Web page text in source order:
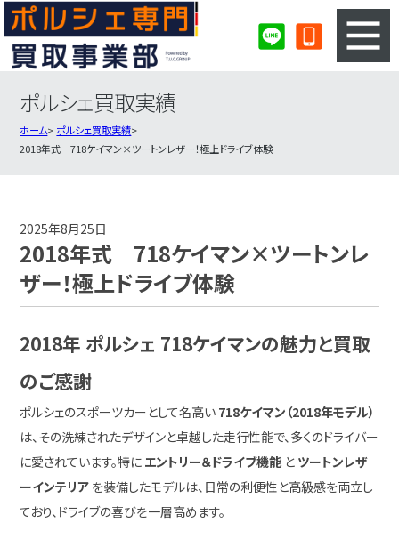
3ステップのカンタン査定
査定の注意事項 ポルシェ査定フォーム
ポルシェ買取実績
ホーム
ポルシェ買取実績
2018年式 718ケイマン×ツートンレザー！極上ドライブ体験
2025年8月25日
2018年式 718ケイマン×ツートンレ
ザー！極上ドライブ体験
2018年 ポルシェ 718ケイマンの魅力と買取
のご感謝
ポルシェのスポーツカーとして名高い 718ケイマン（2018年モデル）
は、その洗練されたデザインと卓越した走行性能で、多くのドライバー
に愛されています。特に エントリー＆ドライブ機能 と ツートンレザ
ーインテリア を装備したモデルは、日常の利便性と高級感を両立し
ており、ドライブの喜びを一層高めます。